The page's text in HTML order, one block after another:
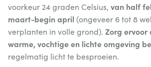
voorkeur 24 graden Celsius, van half
maart-begin april (ongeveer 6 tot 8
verplanten in volle grond). Zorg ervoor
warme, vochtige en lichte omgeving
regelmatig licht te besproeien.